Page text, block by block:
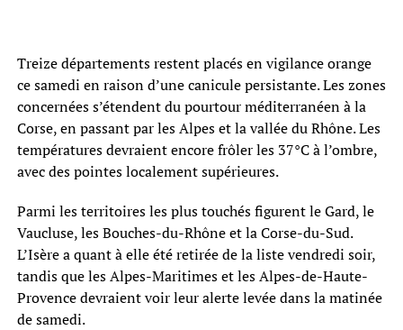
Treize départements restent placés en vigilance orange
ce samedi en raison d’une canicule persistante. Les zones
concernées s’étendent du pourtour méditerranéen à la
Corse, en passant par les Alpes et la vallée du Rhône. Les
températures devraient encore frôler les 37°C à l’ombre,
avec des pointes localement supérieures.
Parmi les territoires les plus touchés figurent le Gard, le
Vaucluse, les Bouches-du-Rhône et la Corse-du-Sud.
L’Isère a quant à elle été retirée de la liste vendredi soir,
tandis que les Alpes-Maritimes et les Alpes-de-Haute-
Provence devraient voir leur alerte levée dans la matinée
de samedi.